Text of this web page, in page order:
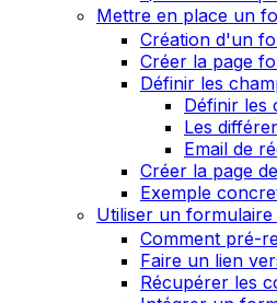
Mettre en place un
Création d'un
Créer la page
Définir les
Définir les
Les
Email de
Créer la page
Exemple
Utiliser un formulaire
Comment pré-
Faire un lien
Récupérer les